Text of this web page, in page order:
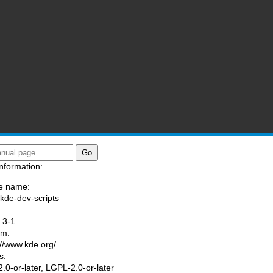
name:
dev-scripts
1
www.kde.org/
or-later, LGPL-2.0-or-later